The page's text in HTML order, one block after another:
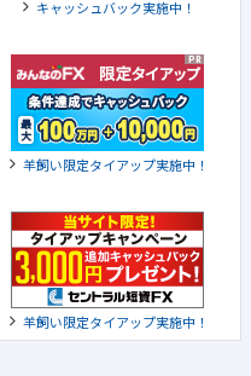
キャッシュバック実施中！
羊飼い限定タイアップ実施中！
羊飼い限定タイアップ実施中！